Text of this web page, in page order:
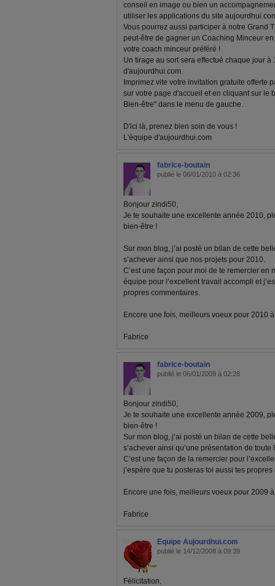
conseil en image ou bien un
utiliser les applications du site
Vous pourrez aussi participer à notre Grand
peut-être de gagner un Coaching Minceur
votre coach minceur préféré !
Un tirage au sort sera effectué chaque jour à
d'aujourdhui.com.
Imprimez vite votre invitation gratuite offerte
sur votre page d'accueil et en cliquant sur le
Bien-être" dans le menu de gauche.
D'ici là, prenez bien soin de vous !
L'équipe d'aujourdhui.com
fabrice-boutain
publié le 06/01/2010 à 02:36
Bonjour zindi50,
Je te souhaite une excellente année 2010,
bien-être !
Sur mon blog, j’ai posté un bilan de cette
s’achever ainsi que nos projets pour 2010.
C’est une façon pour moi de te remercier en
équipe pour l’excellent travail accompli et
propres commentaires.
Encore une fois, meilleurs voeux pour 2010
Fabrice
fabrice-boutain
publié le 06/01/2009 à 02:28
Bonjour zindi50,
Je te souhaite une excellente année 2009,
bien-être !
Sur mon blog, j’ai posté un bilan de cette
s’achever ainsi qu’une présentation de
C’est une façon de la remercier pour
j’espère que tu posteras toi aussi tes
Encore une fois, meilleurs voeux pour 2009
Fabrice
Equipe Aujourdhui.com
publié le 14/12/2008 à 09:39
Félicitation,